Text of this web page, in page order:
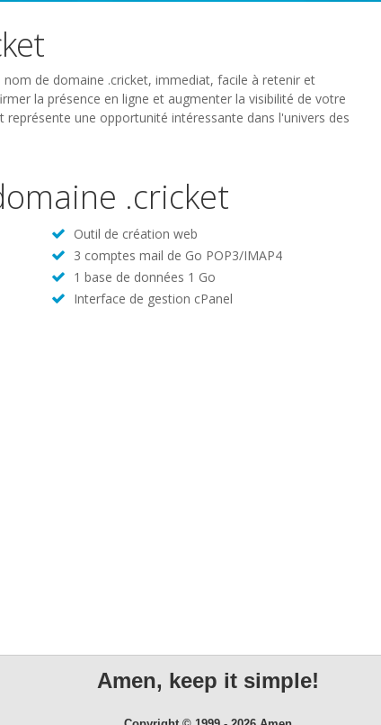
de domaine .cricket, immediat, facile à retenir et
la présence en ligne et augmenter la visibilité de votre
représente une opportunité intéressante dans l'univers des
.cricket
Outil de création web
3 comptes mail de Go POP3/IMAP4
1 base de données 1 Go
Interface de gestion cPanel
Amen, keep it simple!